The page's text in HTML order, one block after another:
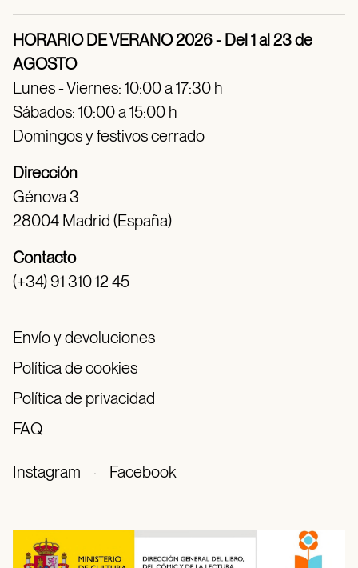
HORARIO DE VERANO 2026 - Del 1 al 23 de
AGOSTO
Lunes - Viernes: 10:00 a 17:30 h
Sábados: 10:00 a 15:00 h
Domingos y festivos cerrado
Dirección
Génova 3
28004 Madrid (España)
Contacto
(+34) 91 310 12 45
Envío y devoluciones
Política de cookies
Política de privacidad
FAQ
Instagram · Facebook